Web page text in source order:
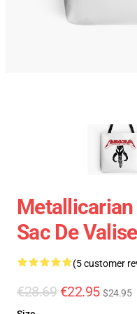
Sac De
(5 customer
€28.69 €22.95 $24.95